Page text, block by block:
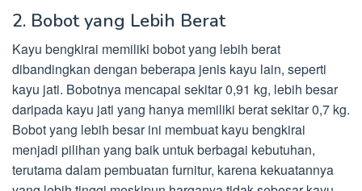
2. Bobot yang Lebih Berat
Kayu bengkirai memiliki bobot yang lebih berat
dibandingkan dengan beberapa jenis kayu lain, seperti
kayu jati. Bobotnya mencapai sekitar 0,91 kg, lebih besar
daripada kayu jati yang hanya memiliki berat sekitar 0,7 kg.
Bobot yang lebih besar ini membuat kayu bengkirai
menjadi pilihan yang baik untuk berbagai kebutuhan,
terutama dalam pembuatan furnitur, karena kekuatannya